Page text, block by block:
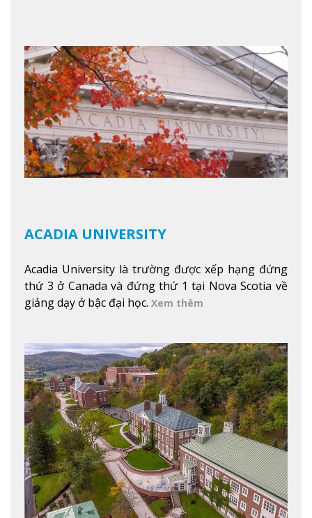
tuyết của trường, sinh viên có thể thưởng thức vẻ
đẹp tự nhiên của Vermont từ mọi góc trong
khuôn viên trường.Xem thêm
ACADIA UNIVERSITY
Acadia University là trường được xếp hạng đứng
thứ 3 ở Canada và đứng thứ 1 tại Nova Scotia về
giảng dạy ở bậc đại học. Xem thêm